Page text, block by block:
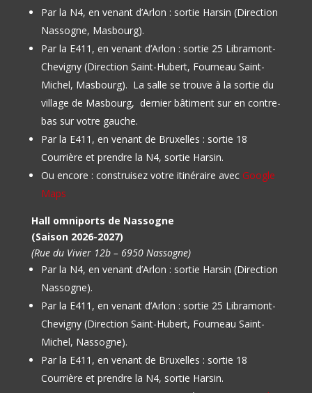
Par la N4, en venant d’Arlon : sortie Harsin (Direction
Nassogne, Masbourg).
Par la E411, en venant d’Arlon : sortie 25 Libramont-
Chevigny (Direction Saint-Hubert, Fourneau Saint-
Michel, Masbourg). La salle se trouve à la sortie du
village de Masbourg, dernier bâtiment sur en contre-
bas sur votre gauche.
Par la E411, en venant de Bruxelles : sortie 18
Courrière et prendre la N4, sortie Harsin.
Ou encore : construisez votre itinéraire avec Google
Maps
Hall omniports de Nassogne
(Saison 2026-2027)
(Rue du Vivier 12b – 6950 Nassogne)
Par la N4, en venant d’Arlon : sortie Harsin (Direction
Nassogne).
Par la E411, en venant d’Arlon : sortie 25 Libramont-
Chevigny (Direction Saint-Hubert, Fourneau Saint-
Michel, Nassogne).
Par la E411, en venant de Bruxelles : sortie 18
Courrière et prendre la N4, sortie Harsin.